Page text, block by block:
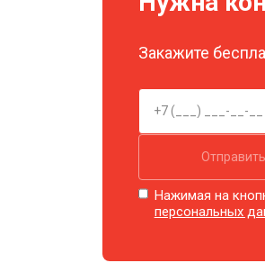
Закажите
Нажимая на
персональных